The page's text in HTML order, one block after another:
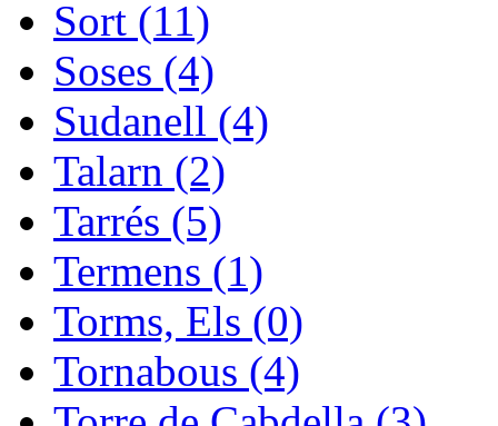
Sort (11)
Soses (4)
Sudanell (4)
Talarn (2)
Tarrés (5)
Termens (1)
Torms, Els (0)
Tornabous (4)